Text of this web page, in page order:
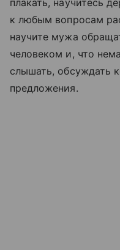
к любым вопросам
научите мужа
человеком и, что
слышать, обсуждать
предложения.